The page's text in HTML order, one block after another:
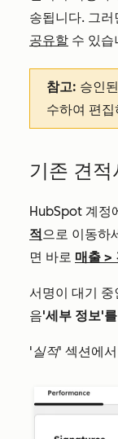
송됩니다. 그러
공유할 수 있습
참고: 승인
수하여 편
기존 견적
HubSpot 계정
적 으로 이동하
면 바로 매출 >
서명이 대기 중
음'세부 정보'를
'실적' 섹션에